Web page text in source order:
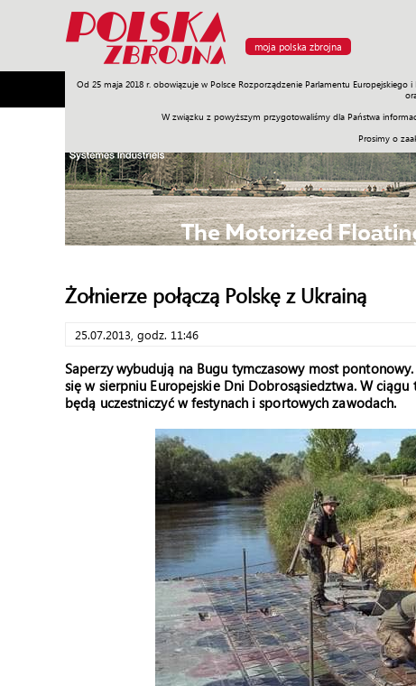
moja polska zbrojna
Od 25 maja 2018 r. obowiązuje w Polsce Rozporządzenie Parlamentu
W związku z powyższym przygotowaliśmy dla Państwa
Prosimy o
Armia Poligon Sprzęt Misje Polityka Prawo
Żołnierze połączą Polskę z Ukrainą
25.07.2013, godz. 11:46
Saperzy wybudują na Bugu tymczasowy most
się w sierpniu Europejskie Dni Dobrosąsiedztwa. W
będą uczestniczyć w festynach i sportowych zawodach.